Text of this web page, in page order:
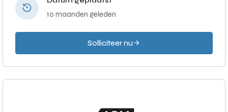
10 maanden geleden
Solliciteer nu